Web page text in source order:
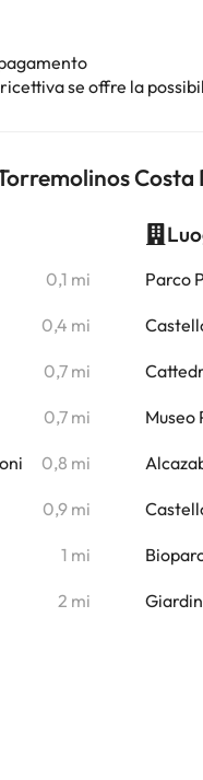
se offre la
Costa
0,1 mi
0,4 mi
0,7 mi
0,7 mi
0,8 mi
0,9 mi
1 mi
2 mi
Parco
Museo